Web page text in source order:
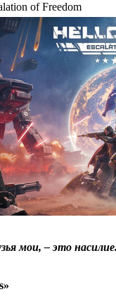
of Freedom
мои, – это